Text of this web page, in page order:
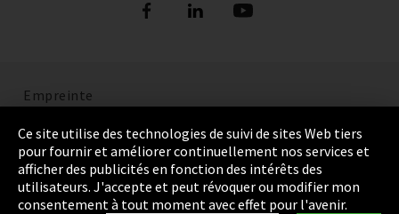
Empreinte
Politique de confidentialité
Cookie Settings
Termes et Conditions
Ce site utilise des technologies de suivi de sites Web tiers
pour fournir et améliorer continuellement nos services et
afficher des publicités en fonction des intérêts des
utilisateurs. J'accepte et peut révoquer ou modifier mon
consentement à tout moment avec effet pour l'avenir.